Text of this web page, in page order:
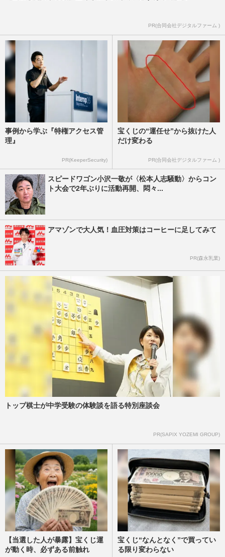
サンプラザ中野くんが明かす、爆風スラン
応援歌じゃありません」
週刊女性2024年12月17日号 2024/12/13
PR(合同会社デジタルファーム )
事例から学ぶ『特権アクセス管
理』
PR(KeeperSecurity)
宝くじの“運任せ”から抜けた人
だけ変わる
PR(合同会社デジタルファーム )
スピードワゴン小沢一敬が〈松本人志騒動〉からコン
ト大会で2年ぶりに活動再開、悶々...
アマゾンで大人気！血圧対策はコーヒーに足してみて
PR(森永乳業)
トップ棋士が中学受験の体験談を語る特別座談会
PR(SAPIX YOZEMI GROUP)
【当選した人が暴露】宝くじ運
が動く時、必ずある前触れ
宝くじ“なんとなく”で買ってい
る限り変わらない